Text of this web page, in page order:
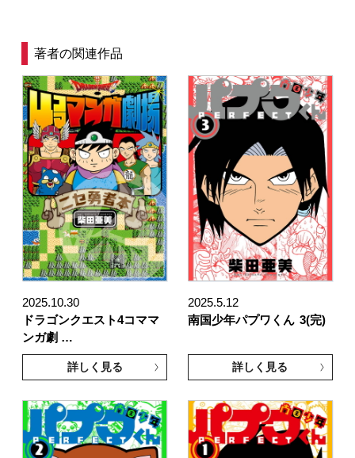
著者の関連作品
2025.10.30
ドラゴンクエスト4コママ
ンガ劇 …
詳しく見る
2025.5.12
南国少年パプワくん 3(完)
詳しく見る